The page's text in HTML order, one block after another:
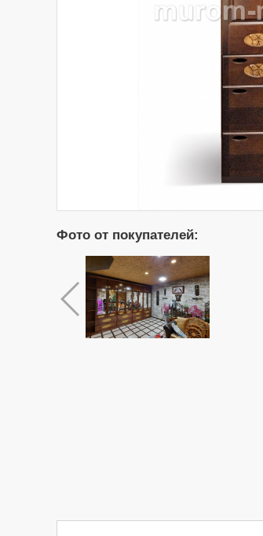
Фото от покупателей: